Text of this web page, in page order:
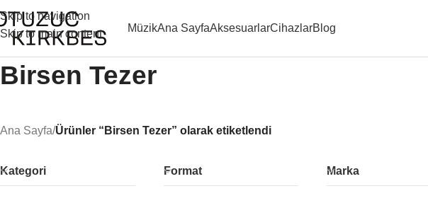
Skip to navigation
Skip to main content
MüzikAna SayfaAksesuarlarCihazlarBlog
Birsen Tezer
Ana Sayfa/Ürünler “Birsen Tezer” olarak etiketlendi
Kategori Format Marka